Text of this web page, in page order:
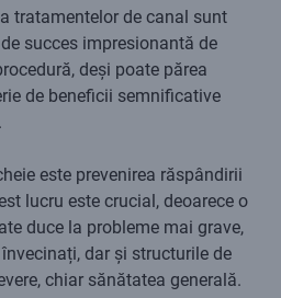
tratamentelor de canal sunt
succes impresionantă de
deși poate părea
de beneficii semnificative
este prevenirea răspândirii
lucru este crucial, deoarece o
duce la probleme mai grave,
dar și structurile de
chiar sănătatea generală.